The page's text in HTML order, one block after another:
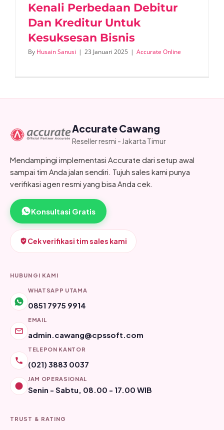
Kenali Perbedaan Debitur
Dan Kreditur Untuk
Kesuksesan Bisnis
By Husain Sanusi | 23 Januari 2025 | Accurate Online
Accurate Cawang
Reseller resmi - Jakarta Timur
Mendampingi implementasi Accurate dari setup awal
sampai tim Anda jalan sendiri. Tujuh sales kami punya
verifikasi agen resmi yang bisa Anda cek.
Konsultasi Gratis
Cek verifikasi tim sales kami
HUBUNGI KAMI
WHATSAPP UTAMA
0851 7975 9914
EMAIL
admin.cawang@cpssoft.com
TELEPON KANTOR
(021) 3883 0037
JAM OPERASIONAL
Senin - Sabtu, 08.00 - 17.00 WIB
TRUST & RATING